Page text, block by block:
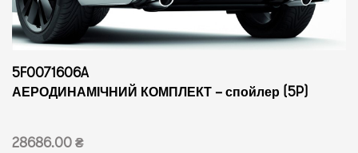
5F0071606A
АЕРОДИНАМІЧНИЙ КОМПЛЕКТ – спойлер (5P)
28686.00 ₴